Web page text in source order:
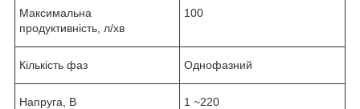
Максимальна
продуктивність, л/хв
100
Кількість фаз Однофазний
Напруга, В 1 ~220